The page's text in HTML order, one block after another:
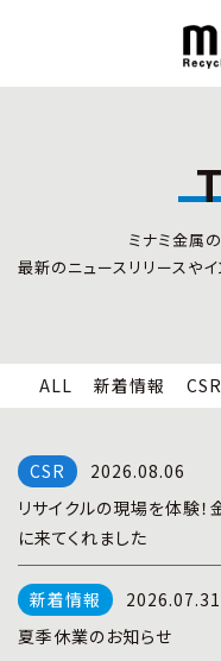
CSR情報
企業情報
全国事業所紹介
プライバシ
ミナミ金属
最新のニュースリリースやイ
ALL 新着情報
2026.08.06
リサイクルの現場を体験
に来てくれました
2026.07.31
夏季休業のお知らせ